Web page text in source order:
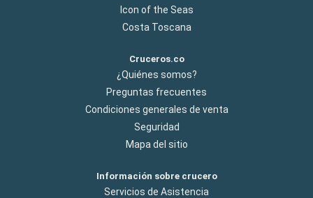
Icon of the Seas
Costa Toscana
Cruceros.co
¿Quiénes somos?
Preguntas frecuentes
Condiciones generales de venta
Seguridad
Mapa del sitio
Información sobre crucero
Servicios de Asistencia